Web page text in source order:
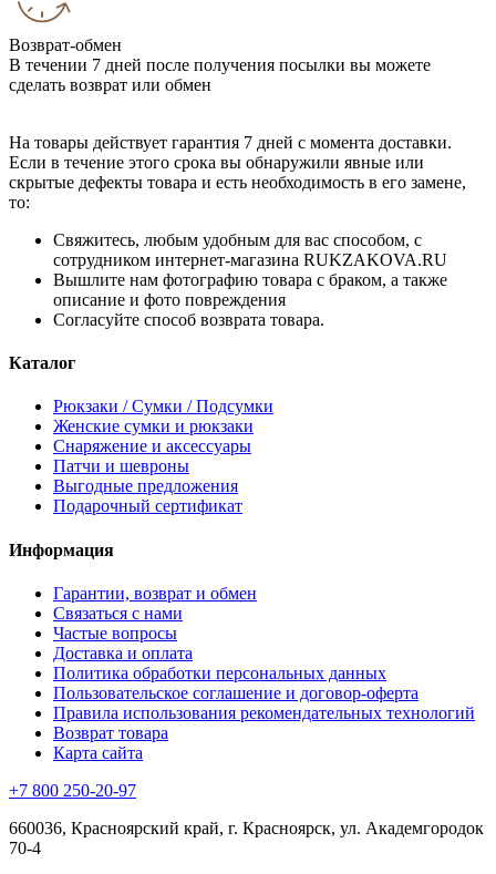
Возврат-обмен
В течении 7 дней после получения посылки вы можете
сделать возврат или обмен
На товары действует гарантия 7 дней с момента доставки.
Если в течение этого срока вы обнаружили явные или
скрытые дефекты товара и есть необходимость в его замене,
то:
Свяжитесь, любым удобным для вас способом, с
сотрудником интернет-магазина RUKZAKOVA.RU
Вышлите нам фотографию товара с браком, а также
описание и фото повреждения
Согласуйте способ возврата товара.
Каталог
Рюкзаки / Сумки / Подсумки
Женские сумки и рюкзаки
Снаряжение и аксессуары
Патчи и шевроны
Выгодные предложения
Подарочный сертификат
Информация
Гарантии, возврат и обмен
Связаться с нами
Частые вопросы
Доставка и оплата
Политика обработки персональных данных
Пользовательское соглашение и договор-оферта
Правила использования рекомендательных технологий
Возврат товара
Карта сайта
+7 800 250-20-97
660036, Красноярский край, г. Красноярск, ул. Академгородок
70-4